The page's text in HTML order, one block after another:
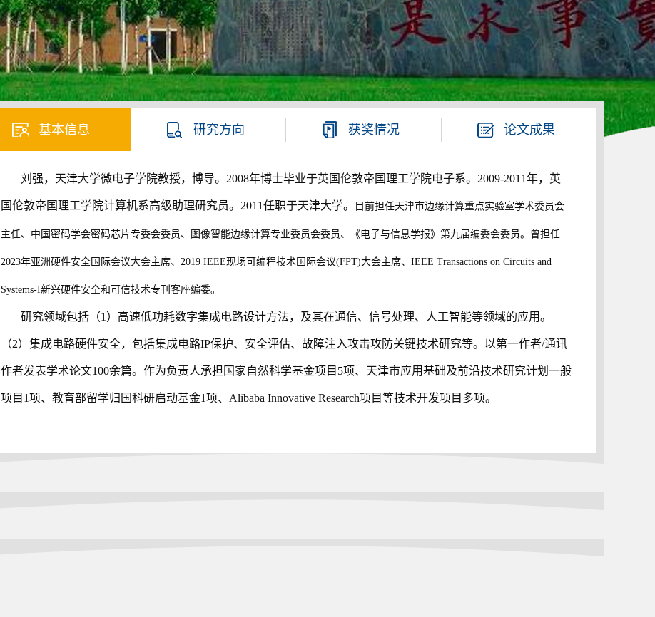
基本信息 研究方向 获奖情况 论文成果
刘强， 天津大学微电子学院教授，博导。2008年博士毕业于英国伦敦帝国理工学院电子系。2009-2011年，英
国伦敦帝国理工学院计算机系高级助理研究员。2011任职于天津大学。 目前担任天津市边缘计算重点实验室学术委员会
主任、中国密码学会密码芯片专委会委员、图像智能边缘计算专业委员会委员、《电子与信息学报》第九届编委会委员。曾担任
2023年亚洲硬件安全国际会议大会主席、2019 IEEE现场可编程技术国际会议(FPT)大会主席、IEEE Transactions on Circuits and
Systems-I新兴硬件安全和可信技术专刊客座编委。
研究领域包括（1）高速低功耗数字集成电路设计方法，及其在通信、信号处理、人工智能等领域的应用。
（2）集成电路硬件安全，包括集成电路IP保护、安全评估、故障注入攻击攻防关键技术研究等。以第一作者/通讯
作者发表学术论文100余篇。作为负责人承担国家自然科学基金项目5项、天津市应用基础及前沿技术研究计划一般
项目1项、教育部留学归国科研启动基金1项、Alibaba Innovative Research项目等技术开发项目多项。